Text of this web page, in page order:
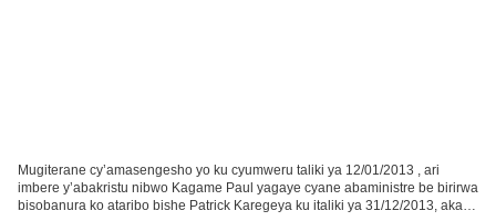
Mugiterane cy’amasengesho yo ku cyumweru taliki ya 12/01/2013 , ari
imbere y’abakristu nibwo Kagame Paul yagaye cyane abaministre be birirwa
bisobanura ko ataribo bishe Patrick Karegeya ku italiki ya 31/12/2013, akaba